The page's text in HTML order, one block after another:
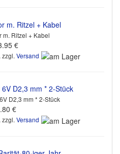
m. Ritzel + Kabel
€
zzgl. Versand
D2,3 mm * 2-Stück
€
zzgl.Versand